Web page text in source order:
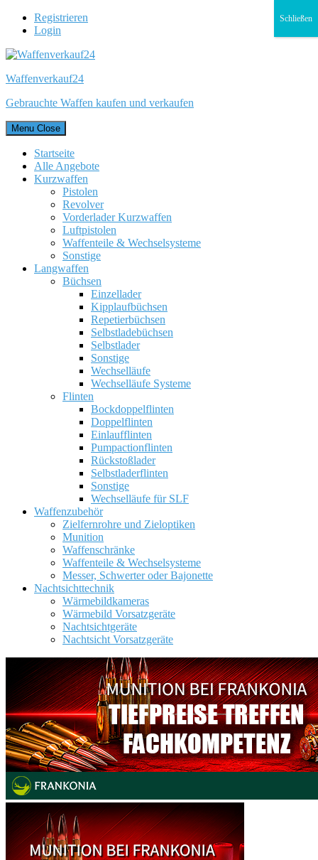
Registrieren
Login
Waffenverkauf24
Gebrauchte Waffen kaufen und verkaufen
Menu Close
Startseite
Alle Angebote
Kurzwaffen
Pistolen
Revolver
Vorderlader Kurzwaffen
Luftpistolen
Waffenteile & Wechselsysteme
Sonstige
Langwaffen
Büchsen
Einzellader
Kipplaufbüchsen
Repetierbüchsen
Selbstladebüchsen
Selbstlader
Sonstige
Wechselläufe
Wechselläufe Systeme
Flinten
Bockdoppelflinten
Doppelflinten
Einlaufflinten
Pumpactionflinten
Rückstoßlader
Selbstladerflinten
Sonstige
Wechselläufe für SLF
Waffenzubehör
Zielfernrohre und Zieloptiken
Munition
Waffenschränke
Waffenteile & Wechselsysteme
Messer, Schwerter oder Bajonette
Nachtsichttechnik
Wärmebildkameras
Wärmebild Vorsatzgeräte
Nachtsichtgeräte
Nachtsicht Vorsatzgeräte
Schließen